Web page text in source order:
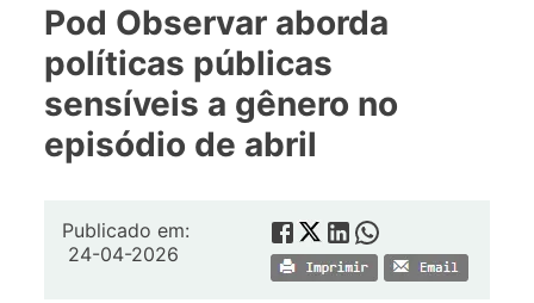
Pod Observar aborda
políticas públicas
sensíveis a gênero no
episódio de abril
Publicado em:
24-04-2026